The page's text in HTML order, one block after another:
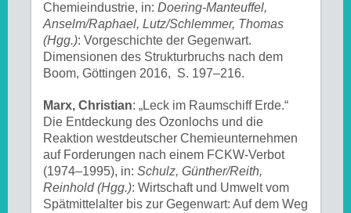
Chemieindustrie, in: Doering-Manteuffel,
Anselm/Raphael, Lutz/Schlemmer, Thomas
(Hgg.): Vorgeschichte der Gegenwart.
Dimensionen des Strukturbruchs nach dem
Boom, Göttingen 2016, S. 197–216.
Marx, Christian: „Leck im Raumschiff Erde.“
Die Entdeckung des Ozonlochs und die
Reaktion westdeutscher Chemieunternehmen
auf Forderungen nach einem FCKW-Verbot
(1974–1995), in: Schulz, Günther/Reith,
Reinhold (Hgg.): Wirtschaft und Umwelt vom
Spätmittelalter bis zur Gegenwart: Auf dem Weg